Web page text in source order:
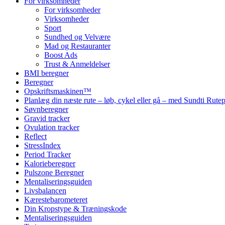
For virksomheder
Virksomheder
Sport
Sundhed og Velvære
Mad og Restauranter
Boost Ads
Trust & Anmeldelser
BMI beregner
Beregner
Opskriftsmaskinen™
Planlæg din næste rute – løb, cykel eller gå – med Sundti
Søvnberegner
Gravid tracker
Ovulation tracker
Reflect
StressIndex
Period Tracker
Kalorieberegner
Pulszone Beregner
Mentaliseringsguiden
Livsbalancen
Kærestebarometeret
Din Kropstype & Træningskode
Mentaliseringsguiden